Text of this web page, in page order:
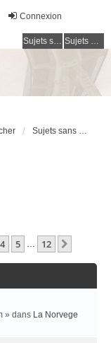
Connexion
Sujets sans réponse Sujets actifs
Sujets sans réponse
4 5 … 12
» dans La Norvege